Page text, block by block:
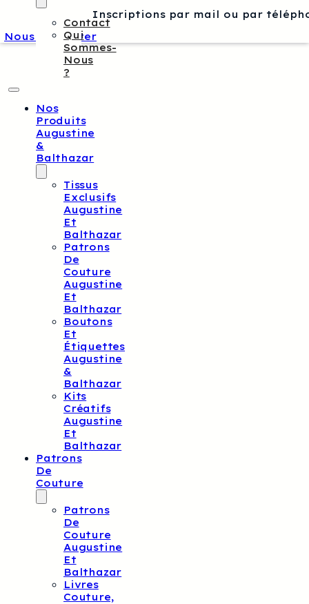
Contact
Qui
Sommes-
Nous
?
Nos
Produits
Augustine
&
Balthazar
Tissus
Exclusifs
Augustine
Et
Balthazar
Patrons
De
Couture
Augustine
Et
Balthazar
Boutons
Et
Étiquettes
Augustine
&
Balthazar
Kits
Créatifs
Augustine
Et
Balthazar
Patrons
De
Couture
Patrons
De
Couture
Augustine
Et
Balthazar
Livres
Couture,
Inscriptions par mail ou par
Nous contacter